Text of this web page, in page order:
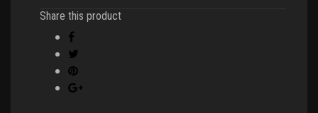
Share this product